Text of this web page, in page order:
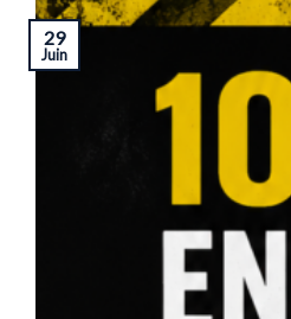
29
Juin